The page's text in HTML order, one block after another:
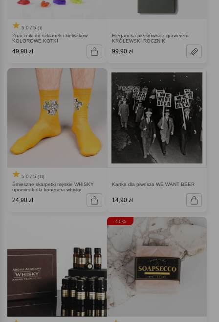
5.0 / 5 (1)
Znaczniki do szklanek i kieliszków
KOLOROWE KOTKI
49,90 zł
Elegancka piersiówka z grawerem
KRÓLEWSKI ROCZNIK
99,90 zł
5.0 / 5 (11)
Śmieszne skarpetki męskie WHISKY
upominek dla konesera whisky
24,90 zł
Kartka dla piwosza WE WANT BEER
14,90 zł
-50%